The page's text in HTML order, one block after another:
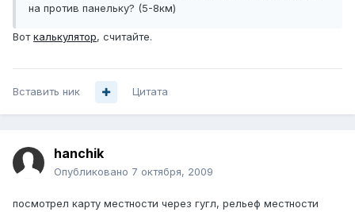
на против панельку? (5-8км)
Воткалькулятор, считайте.
Вставить ник Цитата
hanchik
Опубликовано 7 октября, 2009
посмотрел карту местности через гугл, рельеф местности